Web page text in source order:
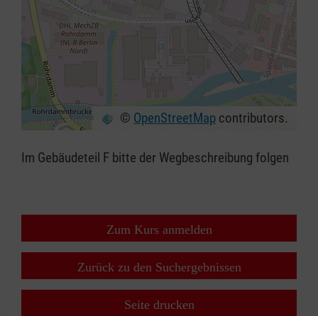
⇧
© OpenStreetMap contributors.
Im Gebäudeteil F bitte der Wegbeschreibung folgen
Zum Kurs anmelden
Zurück zu den Suchergebnissen
Seite drucken